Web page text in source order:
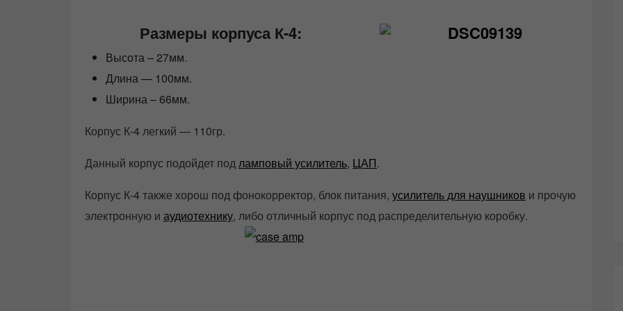
Размеры корпуса К-4:
Высота – 27мм.
Длина — 100мм.
Ширина – 66мм.
Корпус К-4 легкий — 110гр.
Данный корпус подойдет подламповый усилитель, ЦАП.
Корпус К-4 также хорош под фонокорректор, блок питания, усилитель для наушников и прочую
электронную и аудиотехнику, либо отличный корпус под распределительную коробку.